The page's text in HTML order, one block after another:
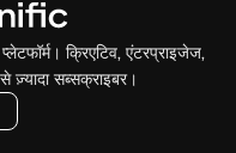
क्रिएटिव, एंटरप्राइजेज,
ज़्यादा सब्सक्राइबर।